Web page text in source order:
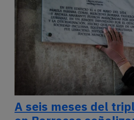
A seis meses del